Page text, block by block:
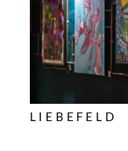
ARTY FARTY